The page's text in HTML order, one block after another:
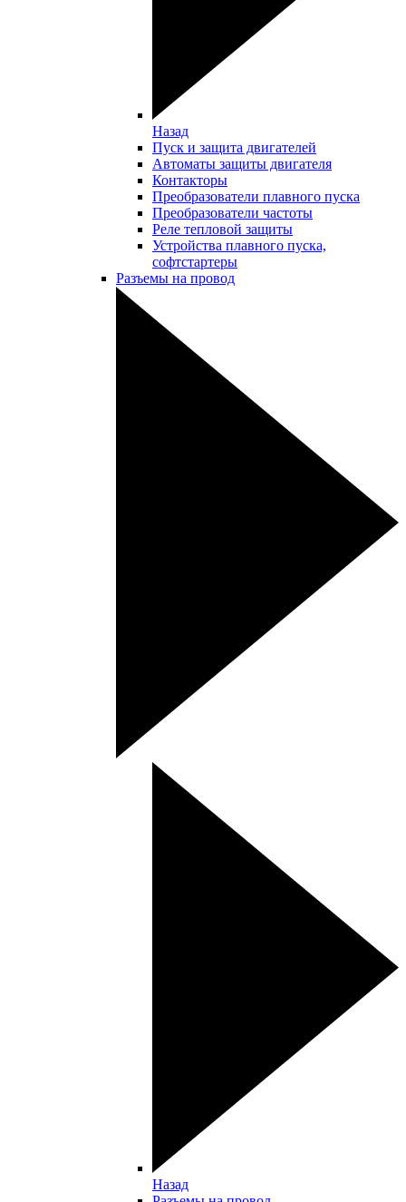
Назад
Пуск и защита двигателей
Автоматы защиты двигателя
Контакторы
Преобразователи плавного пуска
Преобразователи частоты
Реле тепловой защиты
Устройства плавного пуска,
софтстартеры
Разъемы на провод
Назад